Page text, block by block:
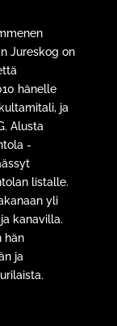
Jureskog on
hänelle
ja
Alusta
-
listalle.
yli
kanavilla.
hän
ja